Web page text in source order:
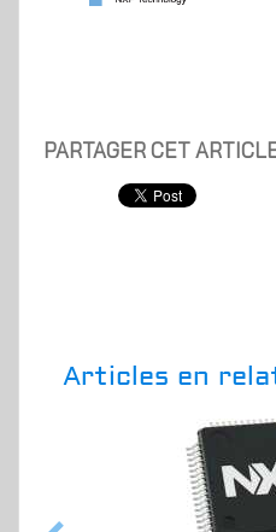
PARTAGER CET
Articles en